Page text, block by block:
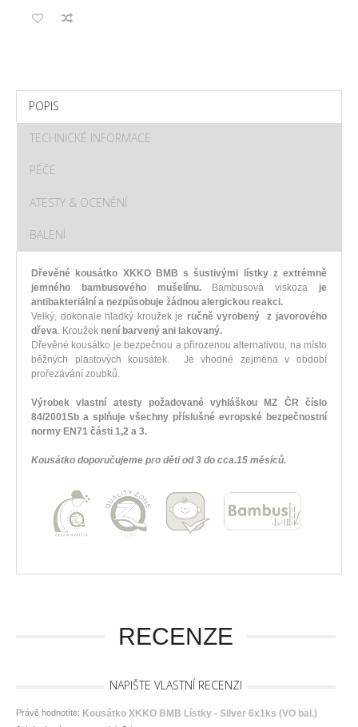
POPIS
TECHNICKÉ INFORMACE
PÉČE
ATESTY & OCENĚNÍ
BALENÍ
Dřevěné kousátko XKKO BMB s šustivými lístky z extrémně
jemného bambusového mušelínu.Bambusová viskoza je
antibakteriální a nezpůsobuje žádnou alergickou reakci.
Velký, dokonale hladký kroužek je ručně vyrobený z javorového
dřeva. Kroužek není barvený ani lakovaný.
Dřevěné kousátko je bezpečnou a přirozenou alternativou, na místo
běžných plastových kousátek. Je vhodné zejména v období
prořezávání zoubků.
Výrobek vlastní atesty požadované vyhláškou MZ ČR číslo
84/2001Sb a splňuje všechny příslušné evropské bezpečnostní
normy EN71 části 1,2 a 3.
Kousátko doporučujeme pro děti od 3 do cca.15 měsíců.
RECENZE
NAPIŠTE VLASTNÍ RECENZI
Právě hodnotíte: Kousátko XKKO BMB Lístky - Silver 6x1ks (VO bal.)